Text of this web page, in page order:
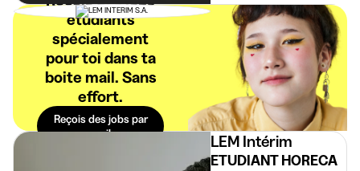
étudiants
spécialement
pour toi dans ta
boite mail. Sans
effort.
Reçois des jobs par
mail
LEM Intérim
ETUDIANT HORECA